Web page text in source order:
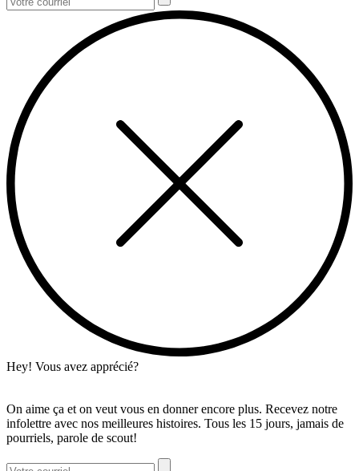
Hey! Vous avez apprécié?
On aime ça et on veut vous en donner encore plus. Recevez notre
infolettre avec nos meilleures histoires. Tous les 15 jours, jamais de
pourriels, parole de scout!